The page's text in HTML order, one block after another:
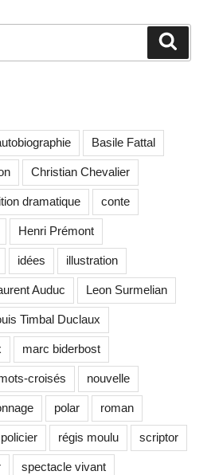
Basile Fattal
Christian Chevalier
dramatique conte
Henri Prémont
idées illustration
Auduc Leon Surmelian
Timbal Duclaux
marc biderbost
croisés nouvelle
polar roman
régis moulu scriptor
spectacle vivant